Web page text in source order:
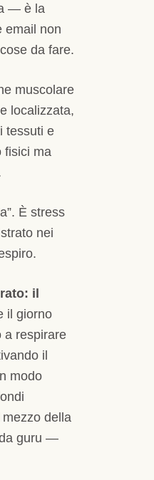
— è la
email non
da fare.
muscolare
localizzata,
tessuti e
fisici ma
È stress
nei
il
il giorno
a respirare
il
modo
della
guru —